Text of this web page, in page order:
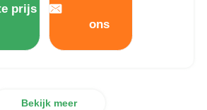
prijs
ons
Bekijk meer